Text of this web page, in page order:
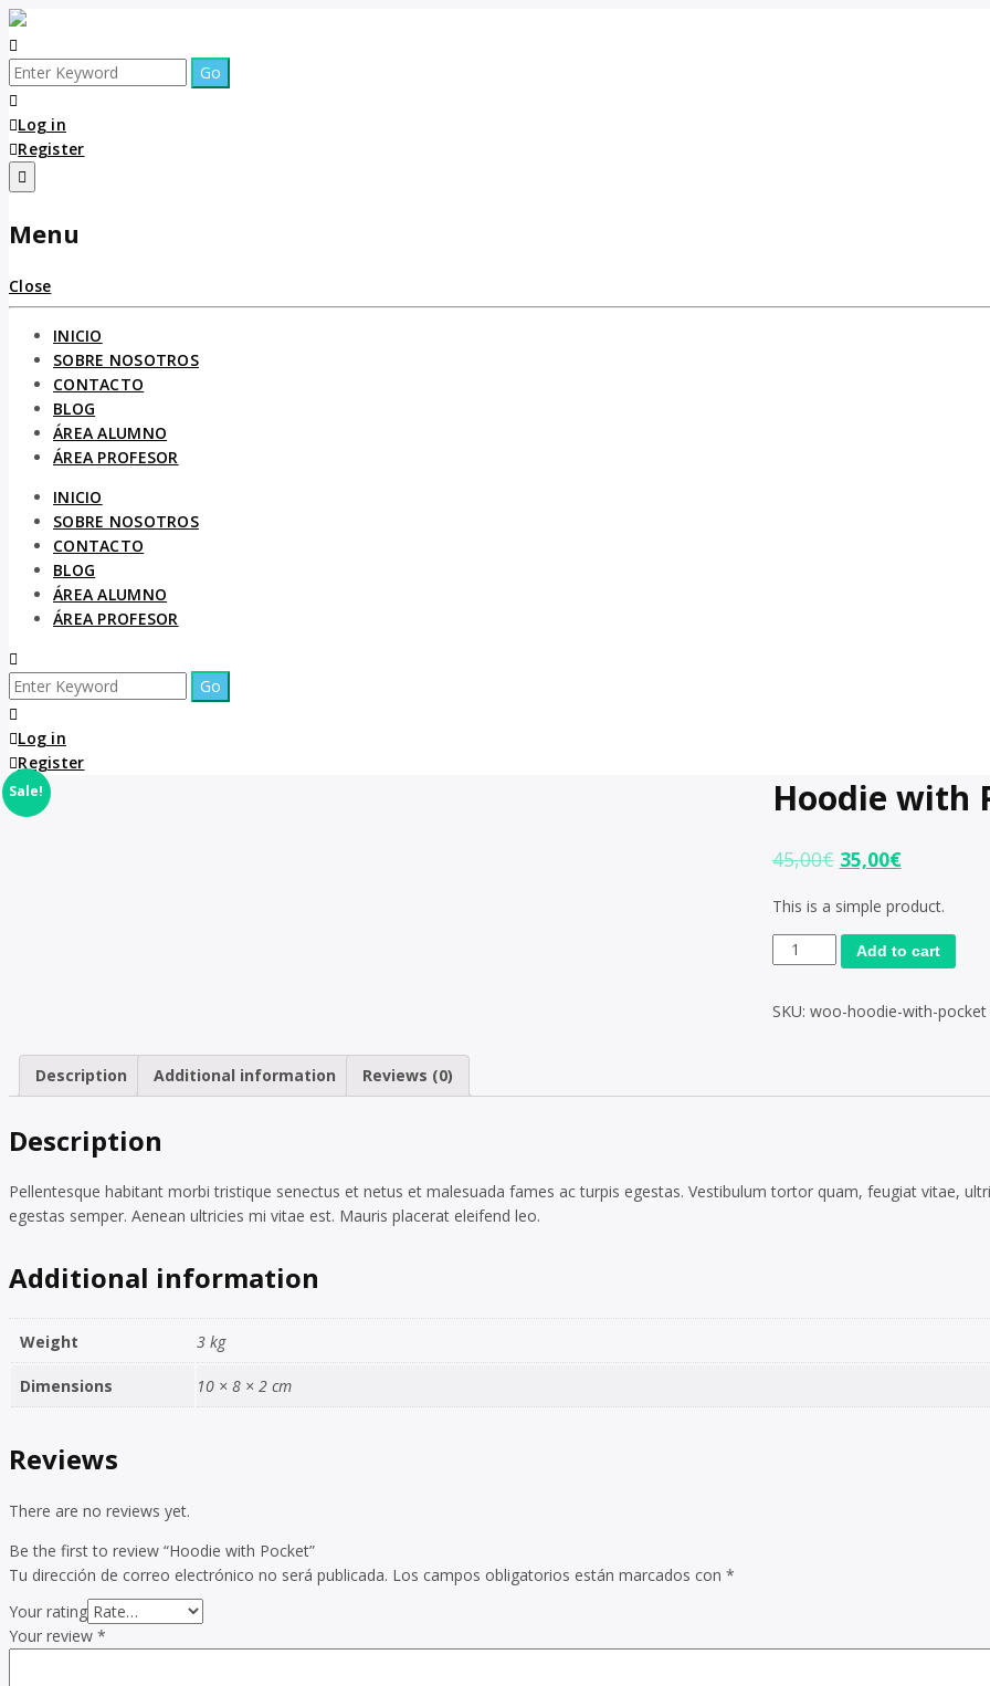
Log in
Register
Menu
Close
INICIO
SOBRE NOSOTROS
CONTACTO
BLOG
ÁREA ALUMNO
ÁREA PROFESOR
INICIO
SOBRE NOSOTROS
CONTACTO
BLOG
ÁREA ALUMNO
ÁREA PROFESOR
Log in
Register
Sale! Hoodie with
45,00€ 35,00€
This is a simple product.
Add to cart
SKU: woo-hoodie-with-pocket
Description Additional information Reviews (0)
Description
Pellentesque habitant morbi tristique senectus et netus et malesuada fames ac turpis egestas. Vestibulum tortor quam, feugiat vitae,
egestas semper. Aenean ultricies mi vitae est. Mauris placerat eleifend leo.
Additional information
Weight 3 kg
Dimensions 10 × 8 × 2 cm
Reviews
There are no reviews yet.
Be the first to review “Hoodie with Pocket”
Tu dirección de correo electrónico no será publicada. Los campos obligatorios están marcados con *
Your rating
Your review *